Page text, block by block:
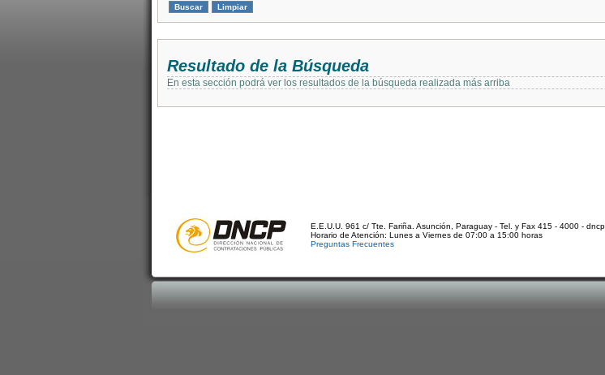
Resultado de la Búsqueda
En esta sección podrá ver los resultados de la búsqueda realizada más arriba
E.E.U.U. 961 c/ Tte. Fariña. Asunción, Paraguay - Tel. y Fax 415 - 4000 -
Horario de Atención: Lunes a Viernes de 07:00 a 15:00 horas
Preguntas Frecuentes